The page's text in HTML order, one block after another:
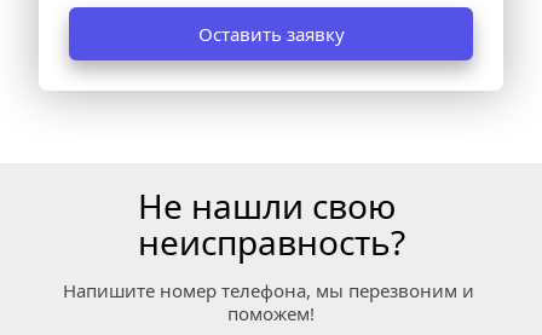
Оставить заявку
Не нашли свою
неисправность?
Напишите номер телефона, мы перезвоним и
поможем!